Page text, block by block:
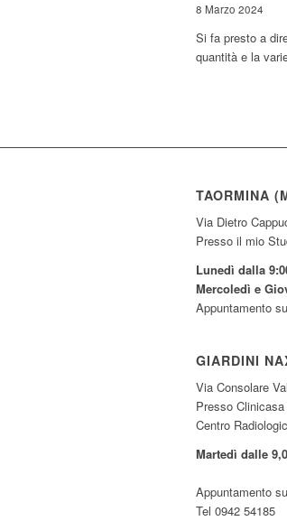
8 Marzo 2024
Si fa presto a
quantità e la
TAORMINA
Via Dietro
Presso il mio
Lunedì dalla
Mercoledì e
Appuntamento
GIARDINI
Via Consolare
Presso Clinicasa
Centro
Martedì dalle
Appuntamento
Tel 0942 54185